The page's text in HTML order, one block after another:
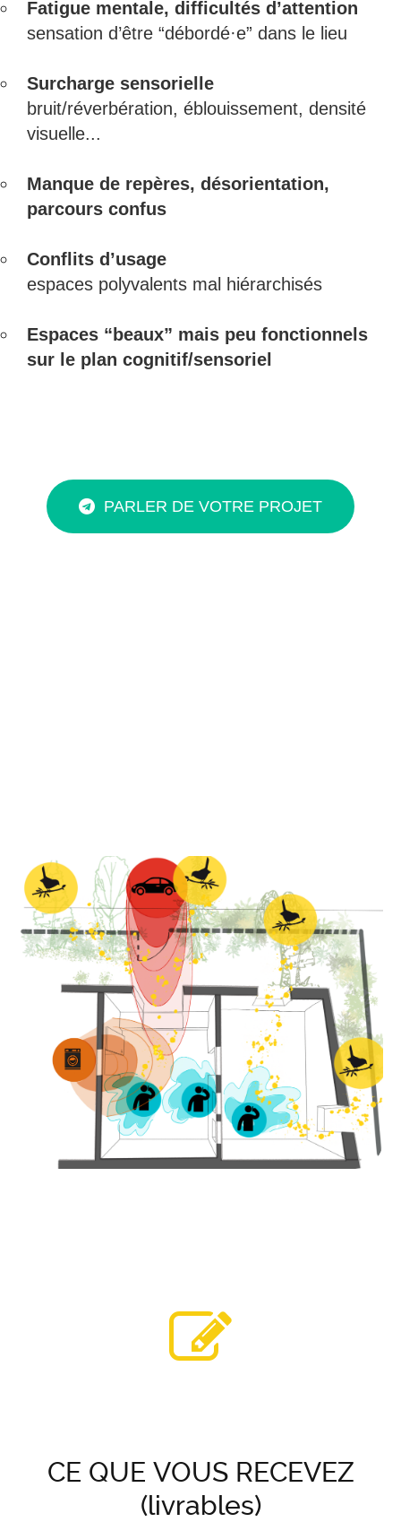
Fatigue mentale, difficultés d’attention
sensation d’être “débordé·e” dans le lieu
Surcharge sensorielle
bruit/réverbération, éblouissement, densité
visuelle...
Manque de repères, désorientation,
parcours confus
Conflits d’usage
espaces polyvalents mal hiérarchisés
Espaces “beaux” mais peu fonctionnels
sur le plan cognitif/sensoriel
PARLER DE VOTRE PROJET
CE QUE VOUS RECEVEZ
(livrables)